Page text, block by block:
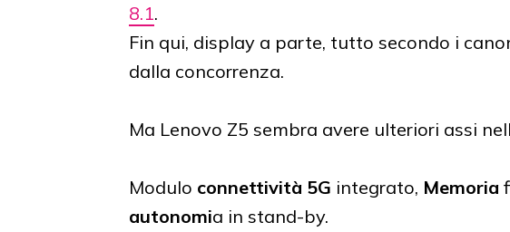
8.1.
Fin qui, display a parte, tutto secondo i
dalla concorrenza.
Ma Lenovo Z5 sembra avere ulteriori assi
Modulo connettività 5G integrato, Memoria
autonomia in stand-by.